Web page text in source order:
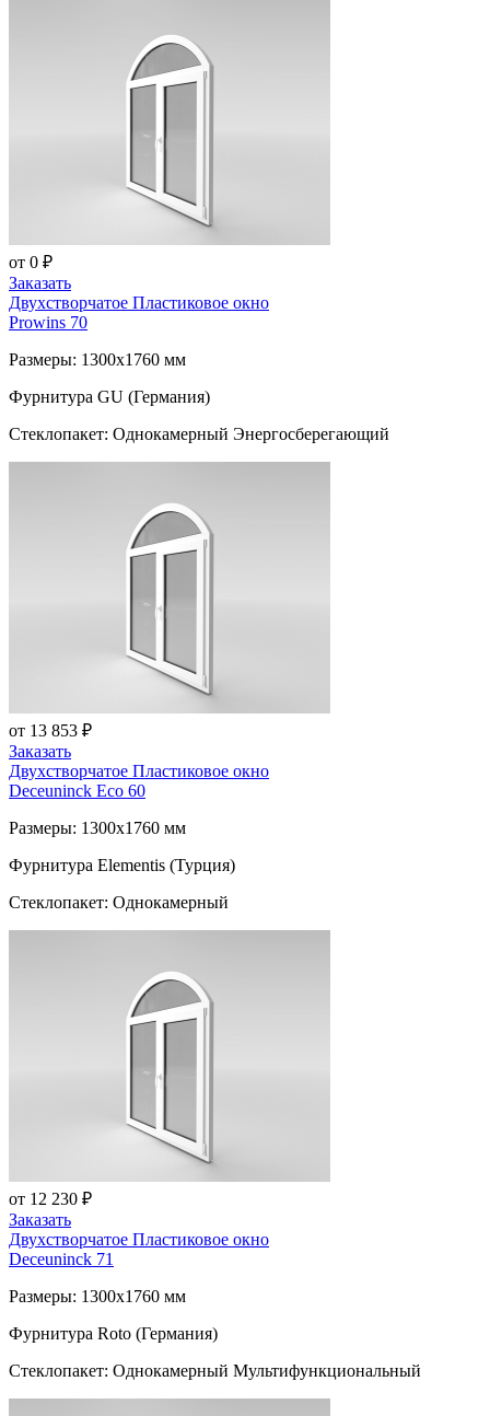
от 0 ₽
Заказать
Двухстворчатое Пластиковое окно
Prowins 70
Размеры: 1300x1760 мм
Фурнитура GU (Германия)
Стеклопакет: Однокамерный Энергосберегающий
от 13 853 ₽
Заказать
Двухстворчатое Пластиковое окно
Deceuninck Eco 60
Размеры: 1300x1760 мм
Фурнитура Elementis (Турция)
Стеклопакет: Однокамерный
от 12 230 ₽
Заказать
Двухстворчатое Пластиковое окно
Deceuninck 71
Размеры: 1300x1760 мм
Фурнитура Roto (Германия)
Стеклопакет: Однокамерный Мультифункциональный